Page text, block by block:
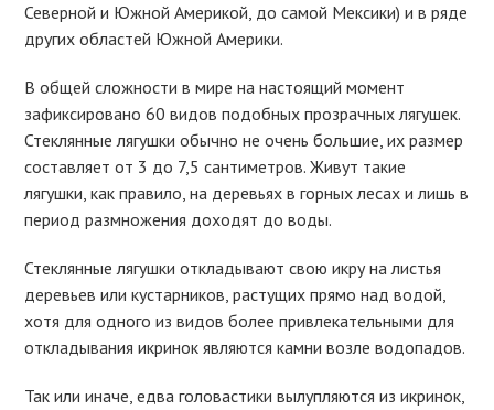
Северной и Южной Америкой, до самой Мексики) и в ряде
других областей Южной Америки.
В общей сложности в мире на настоящий момент
зафиксировано 60 видов подобных прозрачных лягушек.
Стеклянные лягушки обычно не очень большие, их размер
составляет от 3 до 7,5 сантиметров. Живут такие
лягушки, как правило, на деревьях в горных лесах и лишь в
период размножения доходят до воды.
Стеклянные лягушки откладывают свою икру на листья
деревьев или кустарников, растущих прямо над водой,
хотя для одного из видов более привлекательными для
откладывания икринок являются камни возле водопадов.
Так или иначе, едва головастики вылупляются из икринок,